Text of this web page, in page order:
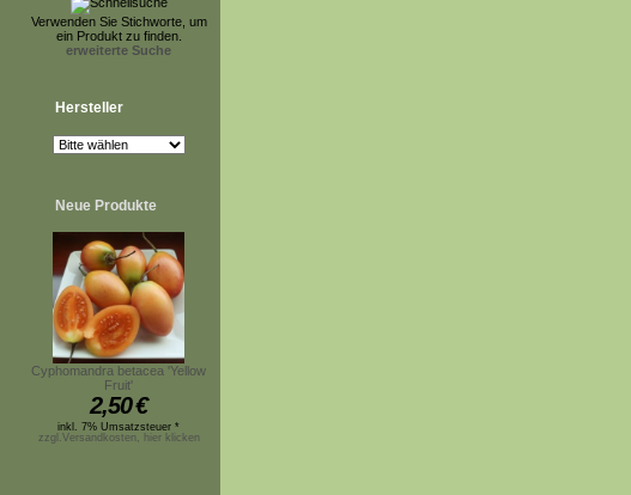
Verwenden Sie Stichworte, um
ein Produkt zu finden.
erweiterte Suche
Hersteller
Neue Produkte
Cyphomandra betacea 'Yellow
Fruit'
2,50€
inkl. 7% Umsatzsteuer *
zzgl.Versandkosten, hier klicken